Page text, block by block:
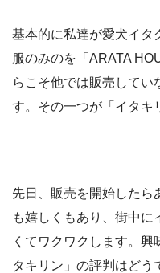
基本的に私達が愛犬イタ
服のみのを「ARATA
らこそ他では販売してい
す。その一つが「イタキ
先日、販売を開始したら
も嬉しくもあり、街中に
くてワクワクします。興
タキリン」の評判はどう